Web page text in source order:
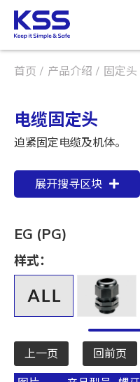
首页 产品介绍 固定头
电缆固定头
迫紧固定电缆及机体。
展开搜寻区块
EG (PG)
样式：
上一页 回前页